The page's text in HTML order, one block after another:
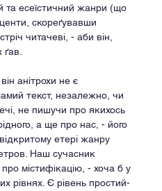
та есеїстичний жанри (що
скореґувавши
читачеві, - аби він,
анітрохи не є
текст, незалежно, чи
не пишучи про якихось
а ще про нас, - його
етері жанру
Наш сучасник
містифікацію, - хоча б у
рівнях. Є рівень простий-